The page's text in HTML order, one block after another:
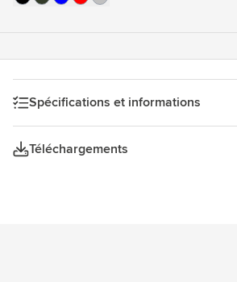
Spécifications et informations
Téléchargements